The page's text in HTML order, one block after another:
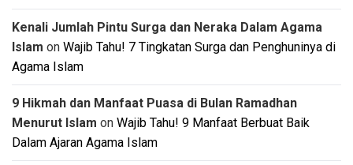
Kenali Jumlah Pintu Surga dan Neraka Dalam Agama
Islam on Wajib Tahu! 7 Tingkatan Surga dan Penghuninya di
Agama Islam
9 Hikmah dan Manfaat Puasa di Bulan Ramadhan
Menurut Islam on Wajib Tahu! 9 Manfaat Berbuat Baik
Dalam Ajaran Agama Islam